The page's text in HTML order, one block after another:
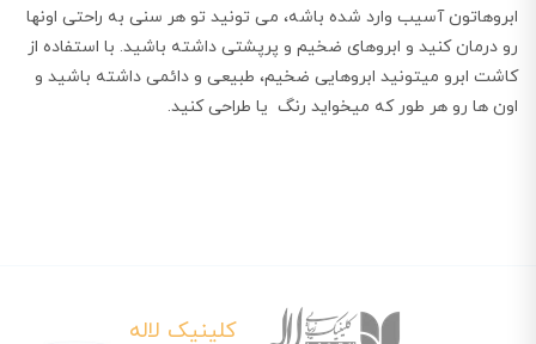
ابروهاتون آسیب وارد شده باشه، می تونید تو هر سنی به راحتی اونها
رو درمان کنید و ابروهای ضخیم و پرپشتی داشته باشید. با استفاده از
کاشت ابرو میتونید ابروهایی ضخیم، طبیعی و دائمی داشته باشید و
اون ها رو هر طور که میخواید رنگ یا طراحی کنید.
کلینیک لاله